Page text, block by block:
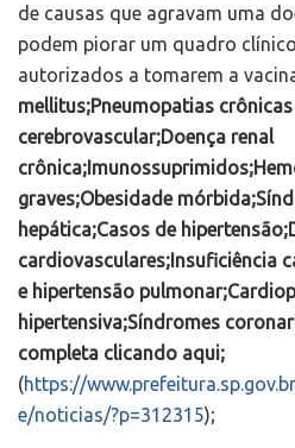
de causas que agravam uma
podem piorar um quadro
autorizados a tomarem a
mellitus;Pneumopatias
cerebrovascular;Doença renal
graves;Obesidade
hepática;Casos de
cardiovasculares;Insuficiência
e hipertensão
hipertensiva;Síndromes
completa clicando aqui;
(https://
e/noticias/?p=312315);